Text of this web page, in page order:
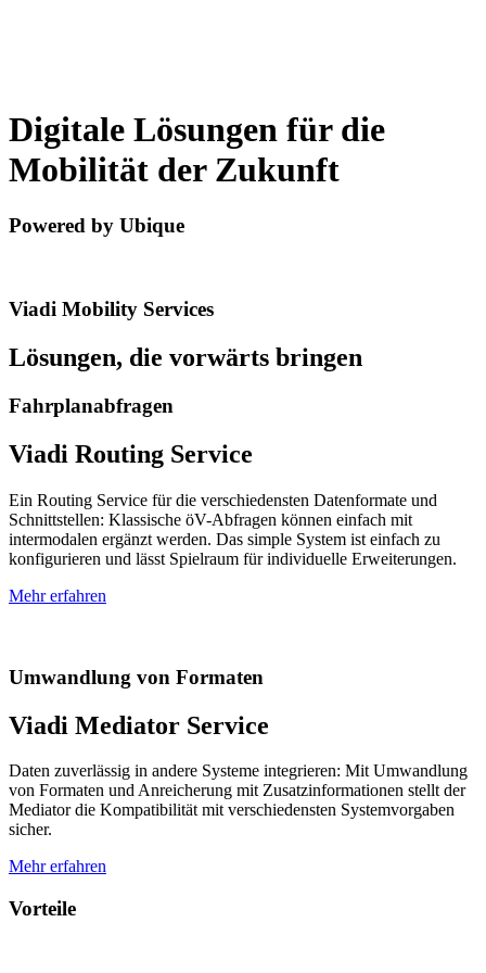
Digitale Lösungen für die
Mobilität der Zukunft
Powered by Ubique
Viadi Mobility Services
Lösungen, die vorwärts bringen
Fahrplanabfragen
Viadi Routing Service
Ein Routing Service für die verschiedensten Datenformate und
Schnittstellen: Klassische öV-Abfragen können einfach mit
intermodalen ergänzt werden. Das simple System ist einfach zu
konfigurieren und lässt Spielraum für individuelle Erweiterungen.
Mehr erfahren
Umwandlung von Formaten
Viadi Mediator Service
Daten zuverlässig in andere Systeme integrieren: Mit Umwandlung
von Formaten und Anreicherung mit Zusatzinformationen stellt der
Mediator die Kompatibilität mit verschiedensten Systemvorgaben
sicher.
Mehr erfahren
Vorteile